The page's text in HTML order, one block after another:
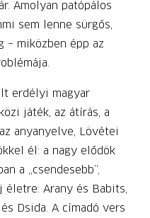
Amolyan patópálos
sem lenne sürgős,
– miközben épp az
erdélyi magyar
játék, az átírás, a
anyanyelve, Lövétei
él: a nagy elődök
a „csendesebb”,
életre: Arany és Babits,
Dsida. A címadó vers